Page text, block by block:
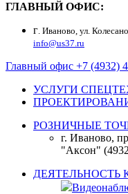
ГЛАВНЫЙ ОФИС:
г . Иваново, ул.
info@us37.ru
Главный офис +7 (4932)
УСЛУГИ
РОЗНИЧНЫЕ
г. Иваново,
"Аксон"
ДЕЯТЕЛЬНОСТЬ